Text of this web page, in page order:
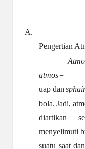
A.
Pengertian
atmos=
uap dan
bola. Jadi,
diartikan
menyelimuti
suatu saat